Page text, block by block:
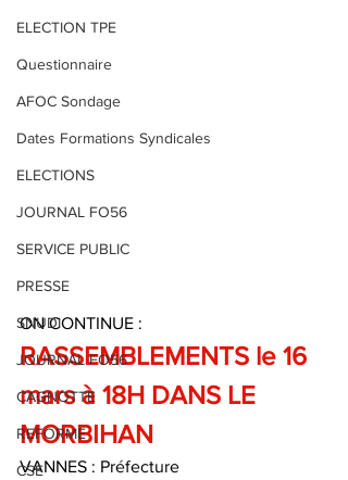
ELECTION TPE
Questionnaire
AFOC Sondage
Dates Formations Syndicales
ELECTIONS
JOURNAL FO56
SERVICE PUBLIC
PRESSE
SNUDI
JOURNAL FO56
CAGNOTTE
REFORME
CSE
ON CONTINUE :
RASSEMBLEMENTS le 16
mars à 18H DANS LE
MORBIHAN
VANNES : Préfecture